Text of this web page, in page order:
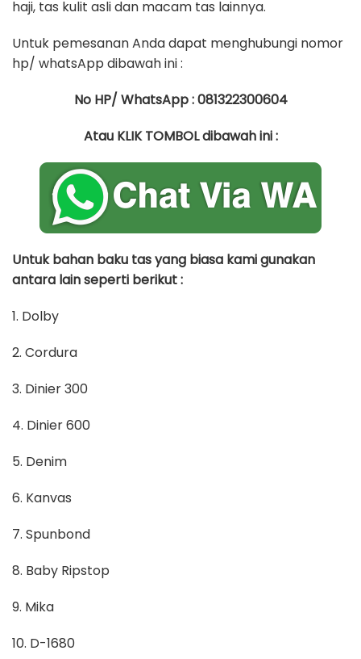
haji, tas kulit asli dan macam tas lainnya.
Untuk pemesanan Anda dapat menghubungi nomor
hp/ whatsApp dibawah ini :
No HP/ WhatsApp : 081322300604
Atau KLIK TOMBOL dibawah ini :
Untuk bahan baku tas yang biasa kami gunakan
antara lain seperti berikut :
1. Dolby
2. Cordura
3. Dinier 300
4. Dinier 600
5. Denim
6. Kanvas
7. Spunbond
8. Baby Ripstop
9. Mika
10. D-1680